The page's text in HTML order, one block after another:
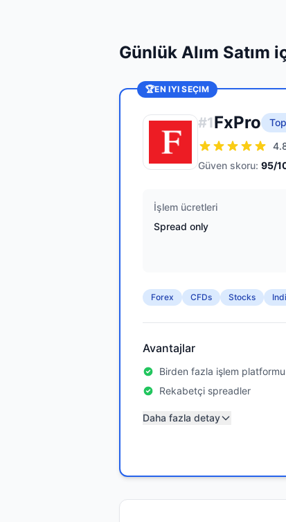
Günlük Alım Satım
🏆EN IYI SEÇIM
#1FxPro
Güven skoru: 95/
İşlem ücretleri
Spread only
Forex CFDs Stocks
Avantajlar
Birden fazla işlem platformu
Rekabetçi spreadler
Daha fazla detay